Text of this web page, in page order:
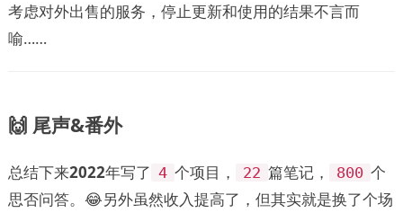
考虑对外出售的服务，停止更新和使用的结果不言而
喻……
🙌 尾声&番外
总结下来2022年写了 4 个项目， 22 篇笔记， 800 个
思否问答。😂另外虽然收入提高了，但其实就是换了个场